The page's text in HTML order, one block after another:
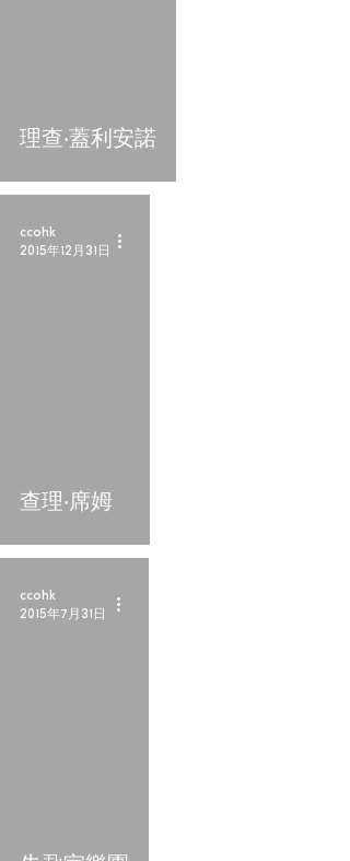
理查‧蓋利安諾
查理‧席姆
ccohk
2015年12月31日
ccohk
2015年7月31日